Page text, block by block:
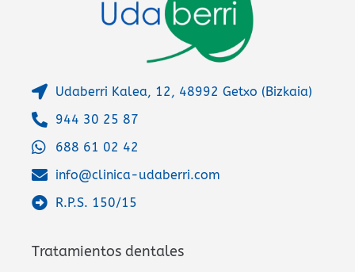
Udaberri Kalea, 12, 48992 Getxo (Bizkaia)
944 30 25 87
688 61 02 42
info@clinica-udaberri.com
R.P.S. 150/15
Tratamientos dentales